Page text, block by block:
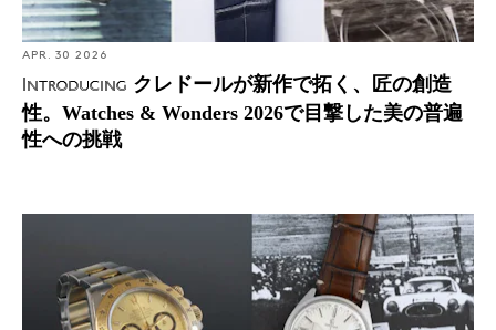
APR. 30 2026
Introducing クレドールが新作で拓く、匠の創造
性。Watches & Wonders 2026で目撃した美の普遍
性への挑戦
Bring a Loupe: 5桁の“逆6”ダイヤルを備えるロレックス
デイトナ、カルティエのトーチュ モノプッシャー、オメ
ガのクロノグラフ デ・ヴィル スポーツなど